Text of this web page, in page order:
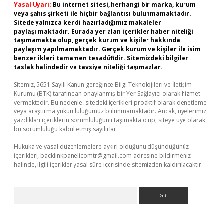
Yasal Uyarı: Bu internet sitesi, herhangi bir marka, kurum
veya şahıs şirketi ile hiçbir bağlantısı bulunmamaktadır.
Sitede yalnızca kendi hazırladığımız makaleler
paylaşılmaktadır. Burada yer alan içerikler haber niteliği
taşımamakta olup, gerçek kurum ve kişiler hakkında
paylaşım yapılmamaktadır. Gerçek kurum ve kişiler ile isim
benzerlikleri tamamen tesadüfidir. Sitemizdeki bilgiler
taslak halindedir ve tavsiye niteliği taşımazlar.
Sitemiz, 5651 Sayılı Kanun gereğince Bilgi Teknolojileri ve İletişim
Kurumu (BTK) tarafından onaylanmış bir Yer Sağlayıcı olarak hizmet
vermektedir. Bu nedenle, sitedeki içerikleri proaktif olarak denetleme
veya araştırma yükümlülüğümüz bulunmamaktadır. Ancak, üyelerimiz
yazdıkları içeriklerin sorumluluğunu taşımakta olup, siteye üye olarak
bu sorumluluğu kabul etmiş sayılırlar.
Hukuka ve yasal düzenlemelere aykırı olduğunu düşündüğünüz
içerikleri, backlinkpanelicomtr@gmail.com adresine bildirmeniz
halinde, ilgili içerikler yasal süre içerisinde sitemizden kaldırılacaktır.